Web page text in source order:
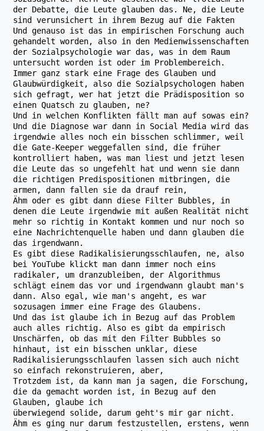
der Debatte, die Leute glauben das. Ne, die Leute
sind verunsichert in ihrem Bezug auf die Fakten
Und genauso ist das in empirischen Forschung auch
gehandelt worden, also in den Medienwissenschaften
der Sozialpsychologie war das, was in dem Raum
untersucht worden ist oder im Problembereich.
Immer ganz stark eine Frage des Glauben und
Glaubwürdigkeit, also die Sozialpsychologen haben
sich gefragt, wer hat jetzt die Prädisposition so
einen Quatsch zu glauben, ne?
Und in welchen Konflikten fällt man auf sowas ein?
Und die Diagnose war dann in Social Media wird das
irgendwie alles noch ein bisschen schlimmer, weil
die Gate-Keeper weggefallen sind, die früher
kontrolliert haben, was man liest und jetzt lesen
die Leute das so ungefehlt hat und wenn sie dann
die richtigen Predispositionen mitbringen, die
armen, dann fallen sie da drauf rein,
Ähm oder es gibt dann diese Filter Bubbles, in
denen die Leute irgendwie mit außen Realität nicht
mehr so richtig in Kontakt kommen und nur noch so
eine Nachrichtenquelle haben und dann glauben die
das irgendwann.
Es gibt diese Radikalisierungsschlaufen, ne, also
bei YouTube klickt man dann immer noch eins
radikaler, um dranzubleiben, der Algorithmus
schlägt einem das vor und irgendwann glaubt man's
dann. Also egal, wie man's angeht, es war
sozusagen immer eine Frage des Glaubens.
Und das ist glaube ich in Bezug auf das Problem
auch alles richtig. Also es gibt da empirisch
Unschärfen, ob das mit den Filter Bubbles so
hinhaut, ist ein bisschen unklar, diese
Radikalisierungsschlaufen lassen sich auch nicht
so einfach rekonstruieren, aber,
Trotzdem ist, da kann man ja sagen, die Forschung,
die da gemacht worden ist, in Bezug auf den
Glauben, glaube ich
überwiegend solide, darum geht's mir gar nicht.
Ähm es ging nur darum festzustellen, erstens, wenn